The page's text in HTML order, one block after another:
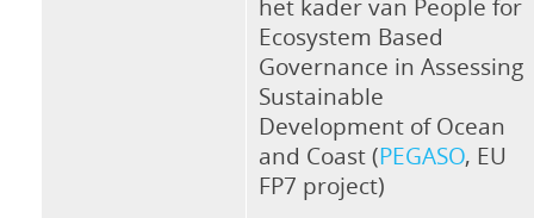
het kader van People for
Ecosystem Based
Governance in Assessing
Sustainable
Development of Ocean
and Coast (PEGASO, EU
FP7 project)